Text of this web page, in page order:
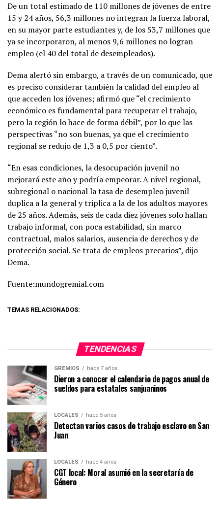
De un total estimado de 110 millones de jóvenes de entre
15 y 24 años, 56,3 millones no integran la fuerza laboral,
en su mayor parte estudiantes y, de los 53,7 millones que
ya se incorporaron, al menos 9,6 millones no logran
empleo (el 40 del total de desempleados).
Dema alertó sin embargo, a través de un comunicado, que
es preciso considerar también la calidad del empleo al
que acceden los jóvenes; afirmó que “el crecimiento
económico es fundamental para recuperar el trabajo,
pero la región lo hace de forma débil”, por lo que las
perspectivas “no son buenas, ya que el crecimiento
regional se redujo de 1,3 a 0,5 por ciento”.
“En esas condiciones, la desocupación juvenil no
mejorará este año y podría empeorar. A nivel regional,
subregional o nacional la tasa de desempleo juvenil
duplica a la general y triplica a la de los adultos mayores
de 25 años. Además, seis de cada diez jóvenes solo hallan
trabajo informal, con poca estabilidad, sin marco
contractual, malos salarios, ausencia de derechos y de
protección social. Se trata de empleos precarios”, dijo
Dema.
Fuente:mundogremial.com
TEMAS RELACIONADOS:
TENDENCIAS
GREMIOS hace 7 años
Dieron a conocer el calendario de pagos anual de
sueldos para estatales sanjuaninos
LOCALES hace 5 años
Detectan varios casos de trabajo esclavo en San
Juan
LOCALES hace 4 años
CGT local: Moral asumió en la secretaría de
Género